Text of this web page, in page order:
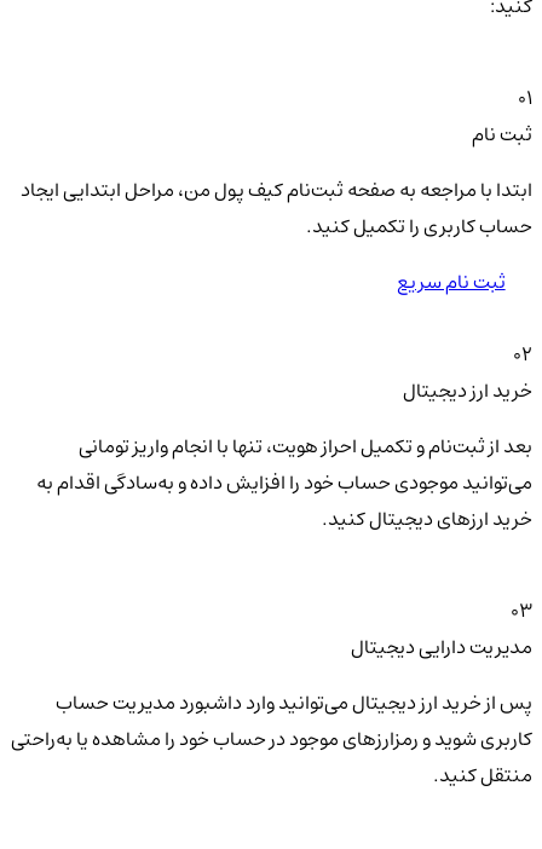
01
ثبت نام
ابتدا با مراجعه به صفحه ثبت‌نام کیف‌ پول من، مراحل ابتدایی ایجاد
حساب کاربری را تکمیل کنید.
ثبت نام سریع
02
خرید ارز دیجیتال
بعد از ثبت‌نام و تکمیل احراز هویت، تنها با انجام واریز تومانی
می‌توانید موجودی حساب خود را افزایش داده و به‌سادگی اقدام به
خرید ارزهای دیجیتال کنید.
03
مدیریت دارایی دیجیتال
پس از خرید ارز دیجیتال می‌توانید وارد داشبورد مدیریت حساب
کاربری شوید و رمزارزهای موجود در حساب خود را مشاهده یا به‌راحتی
منتقل کنید.